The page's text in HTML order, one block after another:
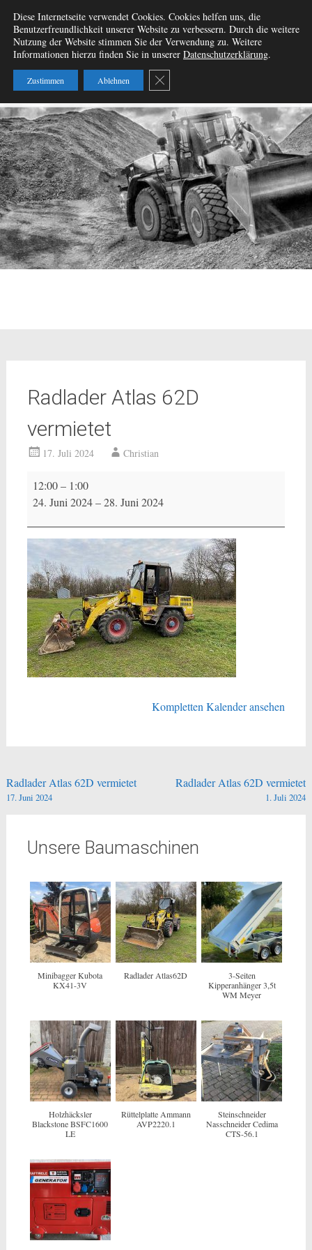
Inhalt
springen
Wir vermieten
Baumaschinen – W&B
Baumaschinenvermietung
GbR
Radlader Atlas 62D
vermietet
17. Juli 2024 Christian
Radlader
Atlas
vermietet
12:00– 1:00
24. Juni 2024–28. Juni 2024
Kompletten Kalender ansehen
Beitragsnavigation
Radlader Atlas 62D vermietet
17. Juni 2024
Radlader Atlas 62D vermietet
1. Juli 2024
Unsere Baumaschinen
Minibagger Kubota
KX41-3V
Radlader Atlas62D
3-Seiten
Kipperanhänger 3,5t
WM Meyer
Holzhäcksler
Blackstone BSFC1600
LE
Rüttelplatte Ammann
AVP2220.1
Steinschneider
Nasschneider Cedima
CTS-56.1
Diese Internetseite verwendet Cookies. Cookies helfen uns, die
Benutzerfreundlichkeit unserer Website zu verbessern. Durch die weitere
Nutzung der Website stimmen Sie der Verwendung zu. Weitere
Informationen hierzu finden Sie in unserer Datenschutzerklärung.
Zustimmen Ablehnen GDPR Cookie-Banner schließen